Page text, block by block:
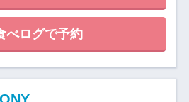
べログで予約